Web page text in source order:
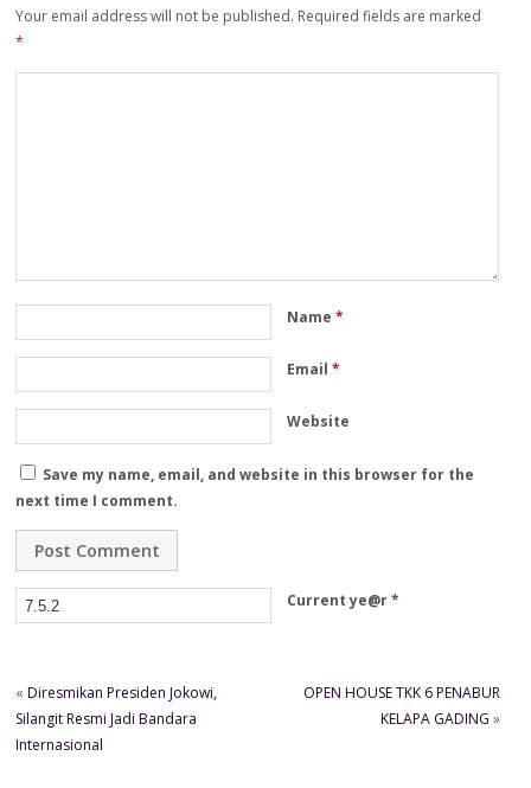
Your email address will not be published. Required fields are marked
*
Name*
Email*
Website
Save my name, email, and website in this browser for the
next time I comment.
Current ye@r*
«Diresmikan Presiden Jokowi,
Silangit Resmi Jadi Bandara
Internasional
OPEN HOUSE TKK 6 PENABUR
KELAPA GADING »